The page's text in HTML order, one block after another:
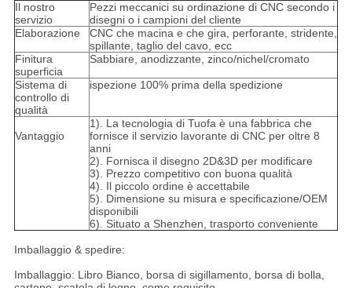
Il nostro
servizio
Pezzi meccanici su ordinazione di CNC secondo i
disegni o i campioni del cliente
Elaborazione
CNC che macina e che gira, perforante, stridente,
spillante, taglio del cavo, ecc
Finitura
superficia
Sabbiare, anodizzante, zinco/nichel/cromato
Sistema di
controllo di
qualità
ispezione 100% prima della spedizione
Vantaggio
1). La tecnologia di Tuofa è una fabbrica che
fornisce il servizio lavorante di CNC per oltre 8
anni
2). Fornisca il disegno 2D&3D per modificare
3). Prezzo competitivo con buona qualità
4). Il piccolo ordine è accettabile
5). Dimensione su misura e specificazione/OEM
disponibili
6). Situato a Shenzhen, trasporto conveniente
Imballaggio & spedire:
Imballaggio: Libro Bianco, borsa di sigillamento, borsa di bolla,